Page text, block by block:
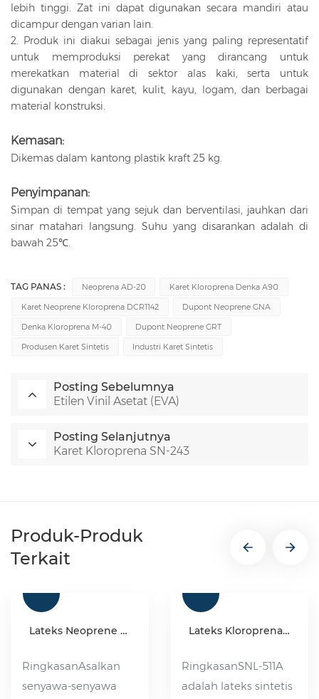
lebih tinggi. Zat ini dapat digunakan secara mandiri atau
dicampur dengan varian lain.
2. Produk ini diakui sebagai jenis yang paling representatif
untuk memproduksi perekat yang dirancang untuk
merekatkan material di sektor alas kaki, serta untuk
digunakan dengan karet, kulit, kayu, logam, dan berbagai
material konstruksi.
Kemasan:
Dikemas dalam kantong plastik kraft 25 kg.
Penyimpanan:
Simpan di tempat yang sejuk dan berventilasi, jauhkan dari
sinar matahari langsung. Suhu yang disarankan adalah di
bawah 25℃.
TAG PANAS : Neoprena AD-20
Karet Kloroprena Denka A90
Karet Neoprene Kloroprena DCR1142
Dupont Neoprene GNA
Denka Kloroprena M-40
Dupont Neoprene GRT
Produsen Karet Sintetis
Industri Karet Sintetis
Posting Sebelumnya
Etilen Vinil Asetat (EVA)
Posting Selanjutnya
Karet Kloroprena SN-243
Produk-Produk
Terkait
Lateks Neoprene & Karet kloroprena Sintetis
RingkasanAsalkan
senyawa-senyawa
Lateks Kloroprena SNL-511A
RingkasanSNL-511A
adalah lateks sintetis